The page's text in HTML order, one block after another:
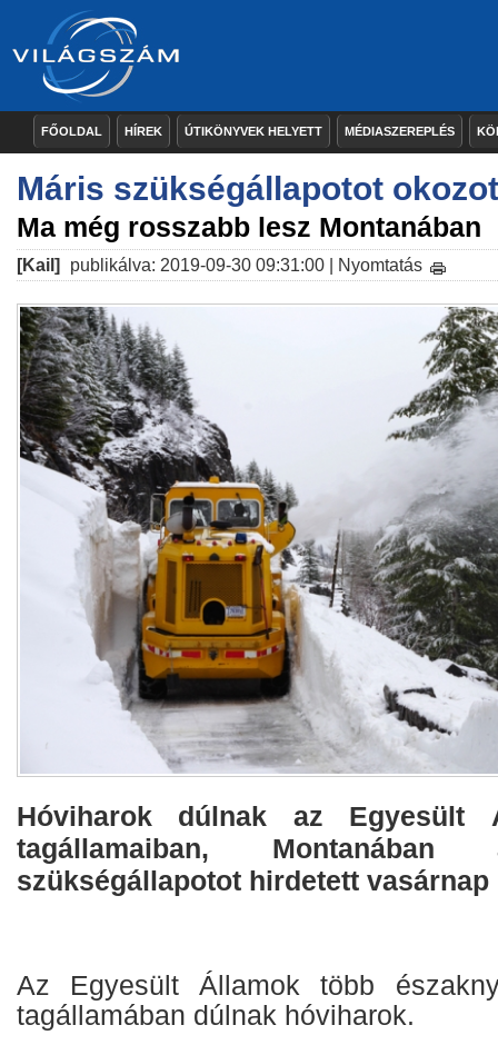
FŐOLDAL HÍREK ÚTIKÖNYVEK HELYETT MÉDIASZEREPLÉS
Máris szükségállapotot
Ma még rosszabb lesz Montanában
[Kail] publikálva: 2019-09-30 09:31:00 | Nyomtatás
Hóviharok dúlnak az Egyesült
tagállamaiban,
szükségállapotot hirdetett vasárnap
Az Egyesült Államok több
tagállamában dúlnak hóviharok.